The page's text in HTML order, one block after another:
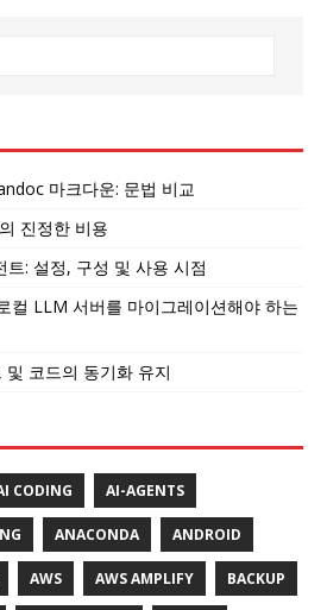
마크다운: 문법 비교
진정한 비용
: 설정, 구성 및 사용 시점
컬 LLM 서버를 마이그레이션해야 하는
코드의 동기화 유지
CODING AI-AGENTS
ANACONDA ANDROID
AWS AWS AMPLIFY BACKUP